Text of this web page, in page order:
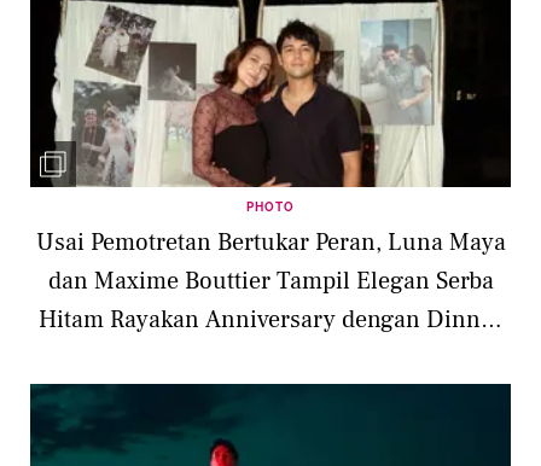
PHOTO
Usai Pemotretan Bertukar Peran, Luna Maya
dan Maxime Bouttier Tampil Elegan Serba
Hitam Rayakan Anniversary dengan Dinner